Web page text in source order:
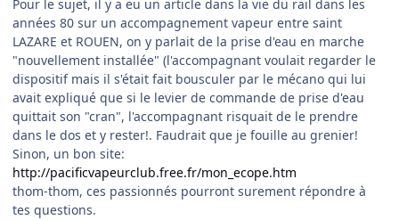
Pour le sujet, il y a eu un article dans la vie du rail dans les
années 80 sur un accompagnement vapeur entre saint
LAZARE et ROUEN, on y parlait de la prise d'eau en marche
"nouvellement installée" (l'accompagnant voulait regarder le
dispositif mais il s'était fait bousculer par le mécano qui lui
avait expliqué que si le levier de commande de prise d'eau
quittait son "cran", l'accompagnant risquait de le prendre
dans le dos et y rester!. Faudrait que je fouille au grenier!
Sinon, un bon site:
http://pacificvapeurclub.free.fr/mon_ecope.htm
thom-thom, ces passionnés pourront surement répondre à
tes questions.